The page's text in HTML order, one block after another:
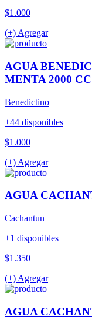
$1.000
(+) Agregar
AGUA
MENTA 2000 CC
Benedictino
+44 disponibles
$1.000
(+) Agregar
AGUA
Cachantun
+1 disponibles
$1.350
(+) Agregar
AGUA